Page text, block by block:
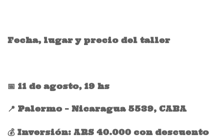
Fecha, lugar y precio del taller
📅 11 de agosto, 19 hs
📍 Palermo – Nicaragua 5539, CABA
💰 Inversión: ARS 40.000 con descuento